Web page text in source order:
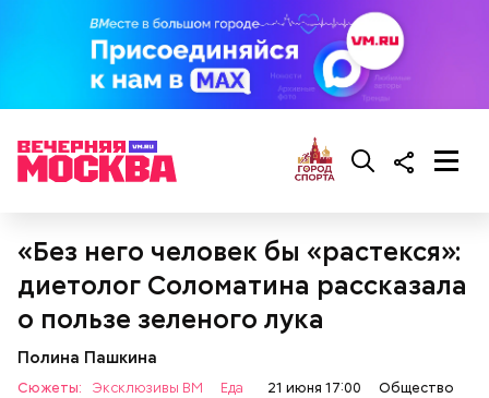
«Без него человек бы «растекся»:
диетолог Соломатина рассказала
о пользе зеленого лука
Полина Пашкина
Сюжеты: Эксклюзивы ВМ Еда 21 июня 17:00 Общество
Фото: Shutterstock